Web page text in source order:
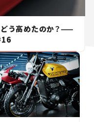
どう高めたのか？——